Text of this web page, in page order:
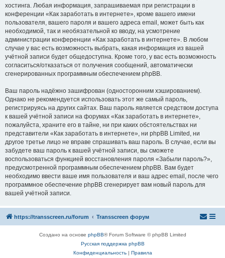
хостинга. Любая информация, запрашиваемая при регистрации в
конференции «Как заработать в интернете», кроме вашего имени
пользователя, вашего пароля и вашего адреса email, может быть как
необходимой, так и необязательной ко вводу, на усмотрение
администрации конференции «Как заработать в интернете». В любом
случае у вас есть возможность выбрать, какая информация из вашей
учётной записи будет общедоступна. Кроме того, у вас есть возможность
согласиться/отказаться от получения сообщений, автоматически
сгенерированных программным обеспечением phpBB.
Ваш пароль надёжно зашифрован (односторонним хэшированием).
Однако не рекомендуется использовать этот же самый пароль,
регистрируясь на других сайтах. Ваш пароль является средством доступа
к вашей учётной записи на форумах «Как заработать в интернете»,
пожалуйста, храните его в тайне, ни при каких обстоятельствах ни
представители «Как заработать в интернете», ни phpBB Limited, ни
другое третье лицо не вправе спрашивать ваш пароль. В случае, если вы
забудете ваш пароль к вашей учётной записи, вы сможете
воспользоваться функцией восстановления пароля «Забыли пароль?»,
предусмотренной программным обеспечением phpBB. Вам будет
необходимо ввести ваше имя пользователя и ваш адрес email, после чего
программное обеспечение phpBB сгенерирует вам новый пароль для
вашей учётной записи.
https://transscreen.ru/forum Transscreen форум
Создано на основе phpBB® Forum Software © phpBB Limited
Русская поддержка phpBB
Конфиденциальность| Правила